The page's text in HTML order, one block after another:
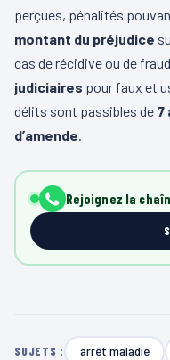
perçues, pénalités
montant du préjudice
cas de récidive ou de
judiciaires pour faux et
délits sont passibles de 7
d’amende
Rejoignez la
SUJETS : arrêt maladie